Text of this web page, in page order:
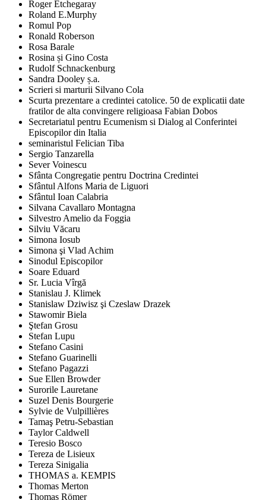
Roger Etchegaray
Roland E.Murphy
Romul Pop
Ronald Roberson
Rosa Barale
Rosina și Gino Costa
Rudolf Schnackenburg
Sandra Dooley ș.a.
Scrieri si marturii Silvano Cola
Scurta prezentare a credintei catolice. 50 de explicatii date
fratilor de alta convingere religioasa Fabian Dobos
Secretariatul pentru Ecumenism si Dialog al Conferintei
Episcopilor din Italia
seminaristul Felician Tiba
Sergio Tanzarella
Sever Voinescu
Sfânta Congregatie pentru Doctrina Credintei
Sfântul Alfons Maria de Liguori
Sfântul Ioan Calabria
Silvana Cavallaro Montagna
Silvestro Amelio da Foggia
Silviu Văcaru
Simona Iosub
Simona şi Vlad Achim
Sinodul Episcopilor
Soare Eduard
Sr. Lucia Vîrgă
Stanislau J. Klimek
Stanislaw Dziwisz şi Czeslaw Drazek
Stawomir Biela
Ştefan Grosu
Stefan Lupu
Stefano Casini
Stefano Guarinelli
Stefano Pagazzi
Sue Ellen Browder
Surorile Lauretane
Suzel Denis Bourgerie
Sylvie de Vulpillières
Tamaş Petru-Sebastian
Taylor Caldwell
Teresio Bosco
Tereza de Lisieux
Tereza Sinigalia
THOMAS a. KEMPIS
Thomas Merton
Thomas Römer